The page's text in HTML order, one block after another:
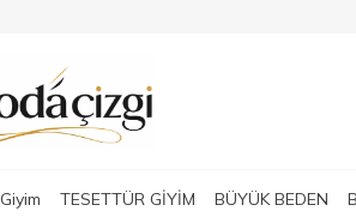
Giyim TESETTÜR GİYİM BÜYÜK BEDEN